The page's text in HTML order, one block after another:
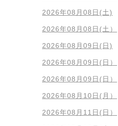
2026年08月08日(土)
2026年08月08日(土）
2026年08月09日(日)
2026年08月09日(日）
2026年08月09日(日）
2026年08月10日(月）
2026年08月11日(日）